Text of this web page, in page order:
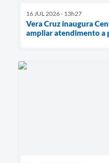
16 JUL 2026 - 13h27
Vera Cruz inaugura
ampliar atendimento a